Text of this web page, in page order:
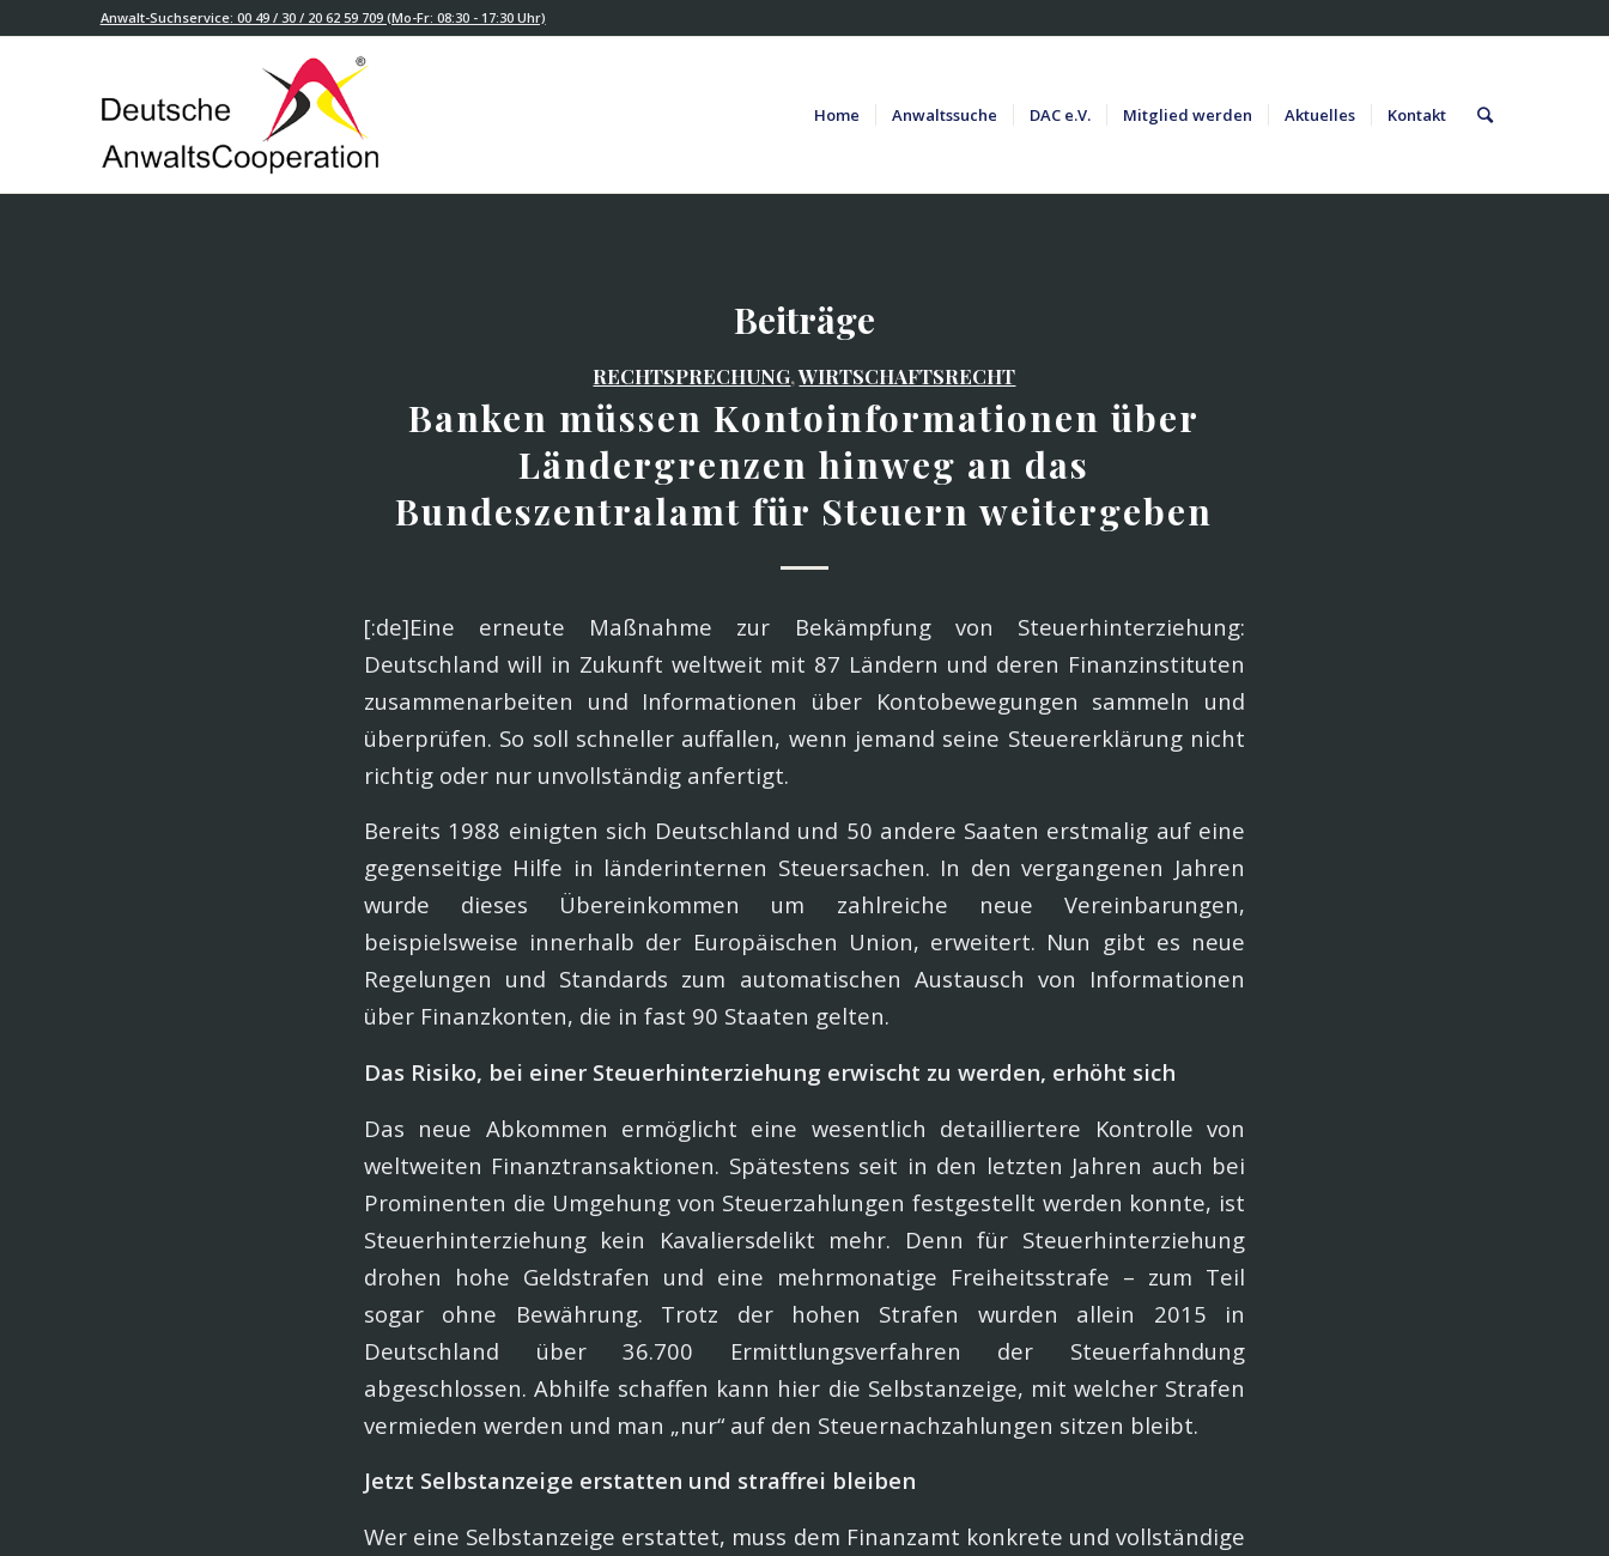
Anwalt-Suchservice: 00 49 / 30 / 20 62 59 709 (Mo-Fr: 08:30 - 17:30 Uhr)
Home Anwaltssuche DAC e.V. Mitglied werden Aktuelles Kontakt
Beiträge
RECHTSPRECHUNG,WIRTSCHAFTSRECHT
Banken müssen Kontoinformationen über
Ländergrenzen hinweg an das
Bundeszentralamt für Steuern weitergeben
[:de]Eine erneute Maßnahme zur Bekämpfung von Steuerhinterziehung:
Deutschland will in Zukunft weltweit mit 87 Ländern und deren Finanzinstituten
zusammenarbeiten und Informationen über Kontobewegungen sammeln und
überprüfen. So soll schneller auffallen, wenn jemand seine Steuererklärung nicht
richtig oder nur unvollständig anfertigt.
Bereits 1988 einigten sich Deutschland und 50 andere Saaten erstmalig auf eine
gegenseitige Hilfe in länderinternen Steuersachen. In den vergangenen Jahren
wurde dieses Übereinkommen um zahlreiche neue Vereinbarungen,
beispielsweise innerhalb der Europäischen Union, erweitert. Nun gibt es neue
Regelungen und Standards zum automatischen Austausch von Informationen
über Finanzkonten, die in fast 90 Staaten gelten.
Das Risiko, bei einer Steuerhinterziehung erwischt zu werden, erhöht sich
Das neue Abkommen ermöglicht eine wesentlich detailliertere Kontrolle von
weltweiten Finanztransaktionen. Spätestens seit in den letzten Jahren auch bei
Prominenten die Umgehung von Steuerzahlungen festgestellt werden konnte, ist
Steuerhinterziehung kein Kavaliersdelikt mehr. Denn für Steuerhinterziehung
drohen hohe Geldstrafen und eine mehrmonatige Freiheitsstrafe – zum Teil
sogar ohne Bewährung. Trotz der hohen Strafen wurden allein 2015 in
Deutschland über 36.700 Ermittlungsverfahren der Steuerfahndung
abgeschlossen. Abhilfe schaffen kann hier die Selbstanzeige, mit welcher Strafen
vermieden werden und man „nur“ auf den Steuernachzahlungen sitzen bleibt.
Jetzt Selbstanzeige erstatten und straffrei bleiben
Wer eine Selbstanzeige erstattet, muss dem Finanzamt konkrete und vollständige